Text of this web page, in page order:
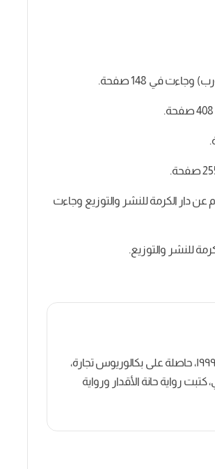
154 طريقة لقول أفتقدك (وهي عبارة عن مجموعة رسائل) صدرت في 2020م عن دار الكرمة للنشر والتوزيع وجاءت
كاتبة روائية وصحفية مصرية مواليد القاهرة نوفمبر١٩٩٩، حاصلة على بكالوريوس تجارة،
رواية حانة الأقدار ورواية